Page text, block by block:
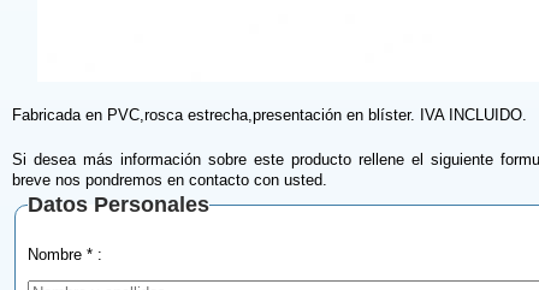
Fabricada en PVC,rosca estrecha,presentación en blíster. IVA INCLUIDO.
Si desea más información sobre este producto rellene el siguiente
breve nos pondremos en contacto con usted.
Datos Personales
Nombre * :